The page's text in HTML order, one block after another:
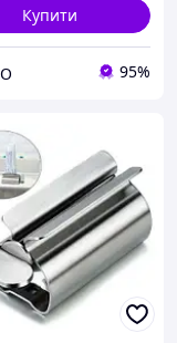
Купити
95%